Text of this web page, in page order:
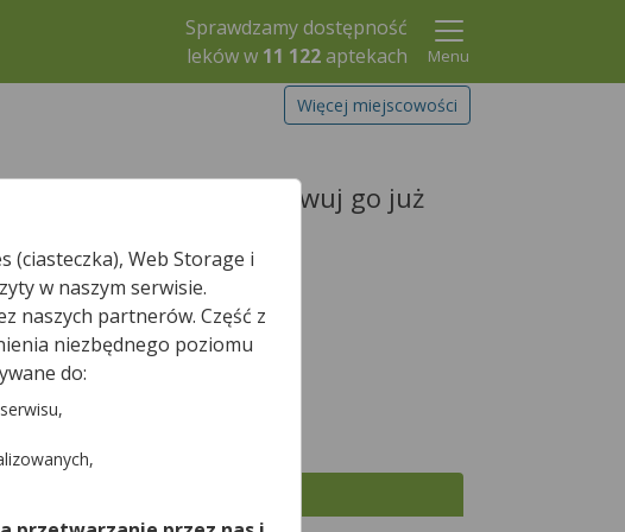
Sprawdzamy dostępność
leków w 11 122aptekach
Menu
Więcej miejscowości
Twój lek i zarezerwuj go już
Szukaj leku
nam, że są właśnie otwarte.
(ciasteczka), Web Storage i
w naszym serwisie.
naszych partnerów. Część z
niezbędnego poziomu
do: